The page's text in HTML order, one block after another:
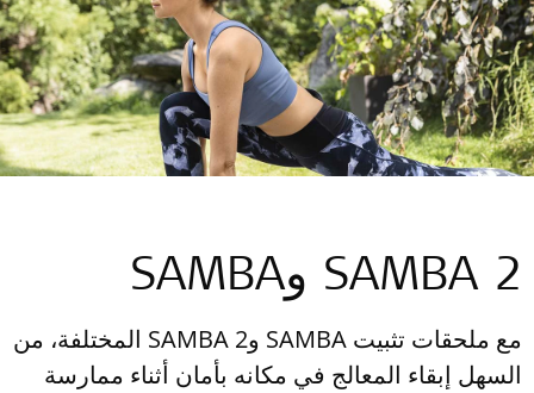
SAMBA 2 وSAMBA
مع ملحقات تثبيت SAMBA وSAMBA 2 المختلفة، من
السهل إبقاء المعالج في مكانه بأمان أثناء ممارسة